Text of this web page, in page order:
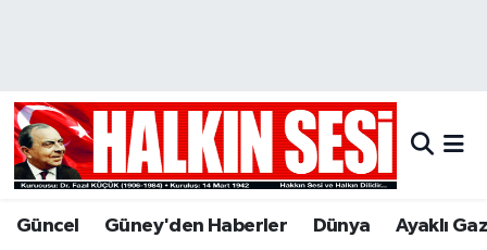
Güncel Güney'den Haberler Dünya Ayaklı
Hava Durumu
Trafik Durumu